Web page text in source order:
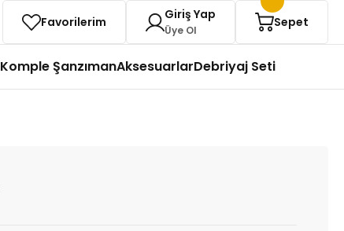
Favorilerim Giriş Yap
Üye Ol
Sepet
Komple ŞanzımanAksesuarlarDebriyaj Seti